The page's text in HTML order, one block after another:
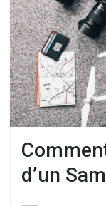
d’un